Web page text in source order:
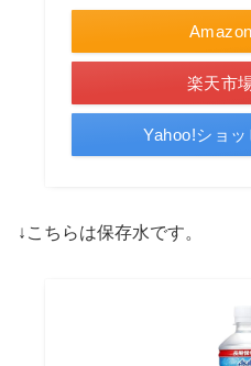
楽天市
Yahoo!ショ
↓こちらは保存水です。